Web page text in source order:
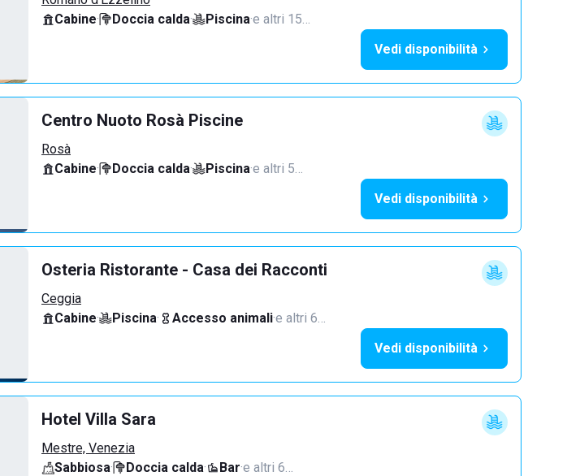
Cabine· Doccia calda· Piscina·e altri 15…
Vedi disponibilità
Centro Nuoto Rosà Piscine
Rosà
Cabine· Doccia calda· Piscina·e altri 5…
Vedi disponibilità
Osteria Ristorante - Casa dei Racconti
Ceggia
Cabine· Piscina· Accesso animali·e altri 6…
Vedi disponibilità
Hotel Villa Sara
Mestre, Venezia
Sabbiosa· Doccia calda· Bar·e altri 6…